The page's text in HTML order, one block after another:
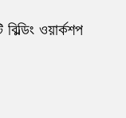
ওয়ার্কশপ